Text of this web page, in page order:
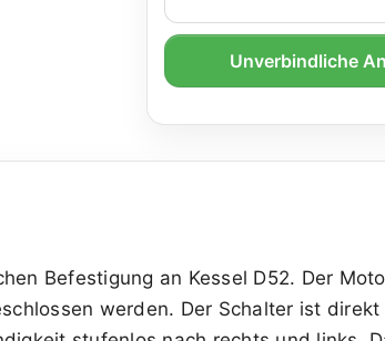
Unverbindliche
Befestigung an Kessel D52. Der
werden. Der Schalter ist